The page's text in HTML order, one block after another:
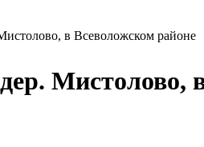
в Всеволожском районе
Мистолово,